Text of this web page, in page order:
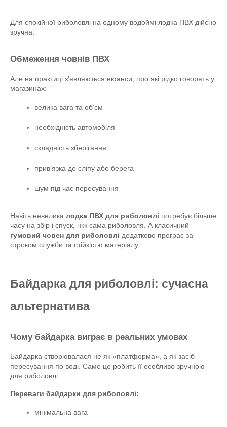
Для спокійної риболовлі на одному водоймі лодка ПВХ дійсно
зручна.
Обмеження човнів ПВХ
Але на практиці з’являються нюанси, про які рідко говорять у
магазинах:
велика вага та об’єм
необхідність автомобіля
складність зберігання
прив’язка до сліпу або берега
шум під час пересування
Навіть невелика лодка ПВХ для риболовлі потребує більше
гумовий човен для риболовлі додатково програє за
строком служби та стійкістю матеріалу.
Байдарка для риболовлі: сучасна
альтернатива
Чому байдарка виграє в реальних умовах
Байдарка створювалася не як «платформа», а як засіб
пересування по воді. Саме це робить її особливо зручною
для риболовлі.
Переваги байдарки для риболовлі:
мінімальна вага